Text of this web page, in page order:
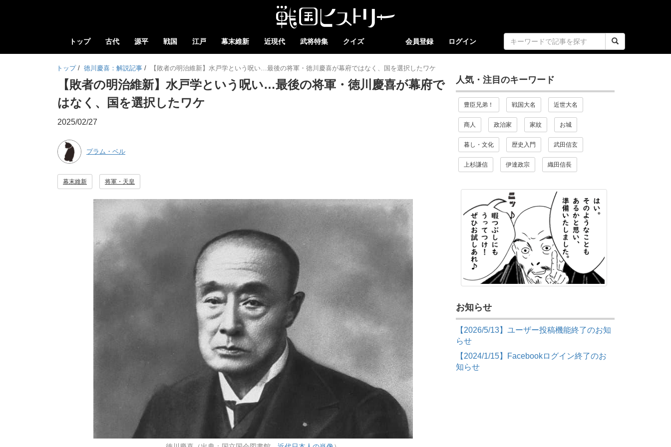
トップ 古代 源平 戦国 江戸 幕末維新 近現代 武将特集 クイズ 会員登録 ログイン
トップ / 徳川慶喜：解説記事 / 【敗者の明治維新】水戸学という呪い…最後の将軍・徳川慶喜が幕府ではなく、国を選択したワケ
【敗者の明治維新】水戸学という呪い…最後の将軍・徳川慶喜が幕府で
はなく、国を選択したワケ
2025/02/27
プラム・ベル
幕末維新 将軍・天皇
人気・注目のキーワード
豊臣兄弟！ 戦国大名 近世大名
商人 政治家 家紋 お城
暮し・文化 歴史入門 武田信玄
上杉謙信 伊達政宗 織田信長
お知らせ
【2026/5/13】ユーザー投稿機能終了のお知
らせ
【2024/1/15】Facebookログイン終了のお
知らせ